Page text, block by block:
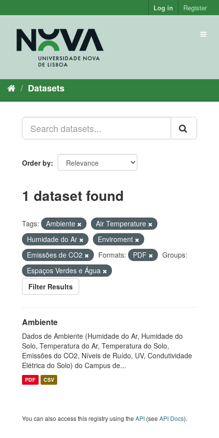
to
Log in Register
Datasets
Order by
1 dataset found
Tags: Ambiente
Air Temperature
Humidade do Ar
Enviroment
Emissões de CO2
Formats: PDF
Groups:
Espaços Verdes e Água
Filter Results
Ambiente
Dados de Ambiente (Humidade do Ar, Humidade do
Solo, Temperatura do Ar, Temperatura do Solo,
Emissões do CO2, Níveis de Ruído, UV, Condutividade
Elétrica do Solo) do Campus de...
PDF CSV
You can also access this registry using the API (see API Docs).